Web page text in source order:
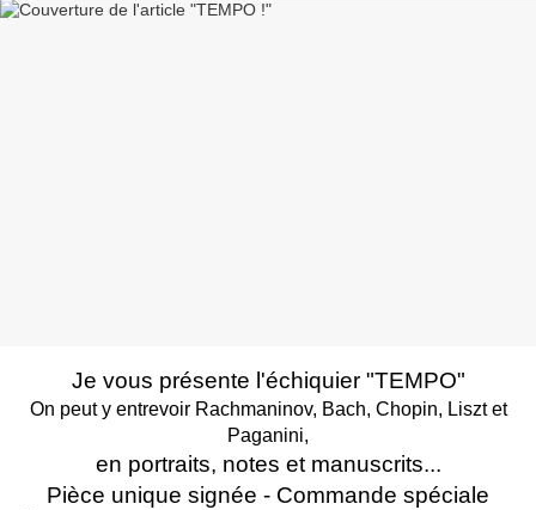
Je vous présente l'échiquier "TEMPO"
On peut y entrevoir Rachmaninov, Bach, Chopin, Liszt et
Paganini,
en portraits, notes et manuscrits...
Pièce unique signée - Commande spéciale